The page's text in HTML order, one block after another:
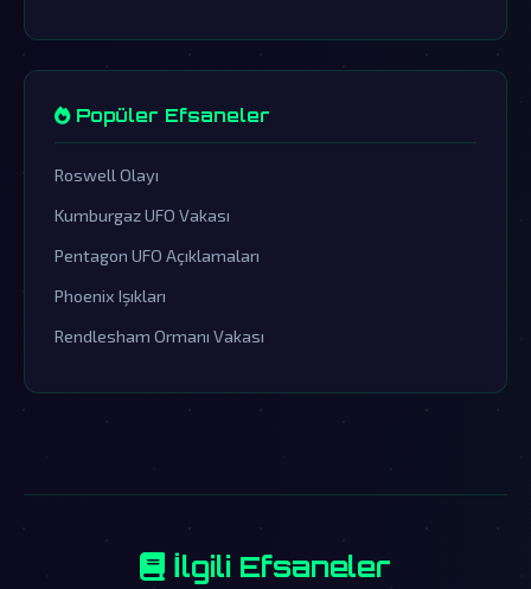
Popüler Efsaneler
Roswell Olayı
Kumburgaz UFO Vakası
Pentagon UFO Açıklamaları
Phoenix Işıkları
Rendlesham Ormanı Vakası
İlgili Efsaneler